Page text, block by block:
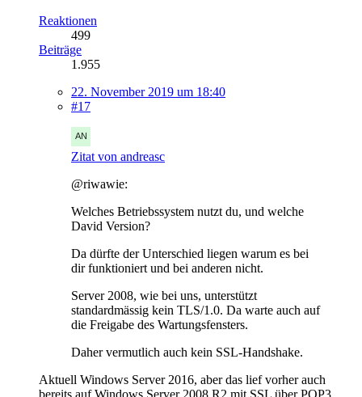
Reaktionen
499
Beiträge
1.955
22. November 2019 um 18:40
#17
Zitat von andreasc
@riwawie:
Welches Betriebssystem nutzt du, und welche
David Version?
Da dürfte der Unterschied liegen warum es bei
dir funktioniert und bei anderen nicht.
Server 2008, wie bei uns, unterstützt
standardmässig kein TLS/1.0. Da warte auch auf
die Freigabe des Wartungsfensters.
Daher vermutlich auch kein SSL-Handshake.
Aktuell Windows Server 2016, aber das lief vorher auch
bereits auf Windows Server 2008 R2 mit SSL über POP3